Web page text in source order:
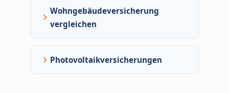
Wohngebäudeversicherung
vergleichen
Photovoltaikversicherungen